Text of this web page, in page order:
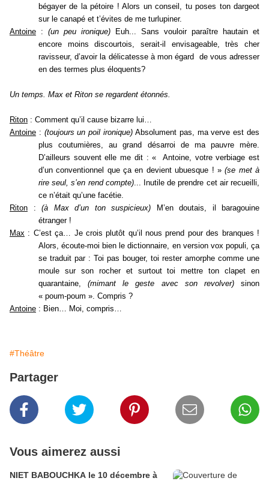
bégayer de la pétoire ! Alors un conseil, tu poses ton dargeot
sur le canapé et t’évites de me turlupiner.
Antoine : (un peu ironique) Euh... Sans vouloir paraître hautain et
encore moins discourtois, serait-il envisageable, très cher
ravisseur, d’avoir la délicatesse à mon égard de vous adresser
en des termes plus éloquents?
Un temps. Max et Riton se regardent étonnés.
Riton : Comment qu’il cause bizarre lui…
Antoine : (toujours un poil ironique) Absolument pas, ma verve est des
plus coutumières, au grand désarroi de ma pauvre mère.
D’ailleurs souvent elle me dit : « Antoine, votre verbiage est
d’un conventionnel que ça en devient ubuesque ! »(se met à
rire seul, s’en rend compte)... Inutile de prendre cet air recueilli,
ce n’était qu’une facétie.
Riton : (à Max d’un ton suspicieux) M’en doutais, il baragouine
étranger !
Max : C’est ça… Je crois plutôt qu’il nous prend pour des branques !
Alors, écoute-moi bien le dictionnaire, en version vox populi, ça
se traduit par : Toi pas bouger, toi rester amorphe comme une
moule sur son rocher et surtout toi mettre ton clapet en
quarantaine,(mimant le geste avec son revolver)sinon
« poum-poum ». Compris ?
Antoine : Bien… Moi, compris…
#Théâtre
Partager
Vous aimerez aussi
NIET BABOUCHKA le 10 décembre à